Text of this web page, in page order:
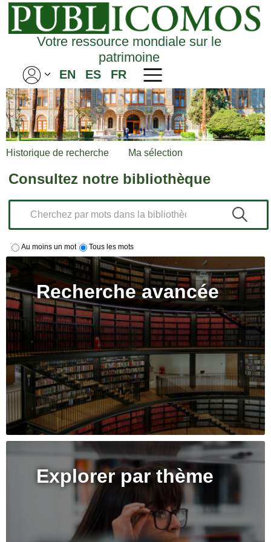
Votre ressource mondiale sur le
patrimoine
EN ES FR
Historique de recherche Ma sélection
Consultez notre bibliothèque
Au moins un mot Tous les mots
Recherche avancée
Explorer par thème